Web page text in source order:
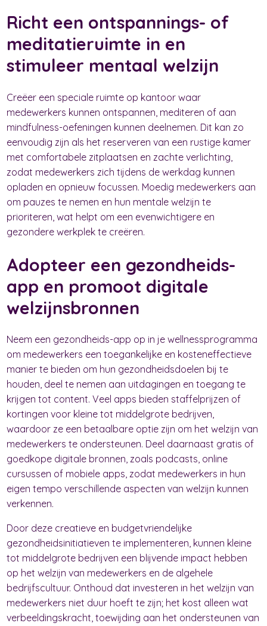
Richt een ontspannings- of
meditatieruimte in en
stimuleer mentaal welzijn
Creëer een speciale ruimte op kantoor waar
medewerkers kunnen ontspannen, mediteren of aan
mindfulness-oefeningen kunnen deelnemen. Dit kan zo
eenvoudig zijn als het reserveren van een rustige kamer
met comfortabele zitplaatsen en zachte verlichting,
zodat medewerkers zich tijdens de werkdag kunnen
opladen en opnieuw focussen. Moedig medewerkers aan
om pauzes te nemen en hun mentale welzijn te
prioriteren, wat helpt om een evenwichtigere en
gezondere werkplek te creëren.
Adopteer een gezondheids-
app en promoot digitale
welzijnsbronnen
Neem een gezondheids-app op in je wellnessprogramma
om medewerkers een toegankelijke en kosteneffectieve
manier te bieden om hun gezondheidsdoelen bij te
houden, deel te nemen aan uitdagingen en toegang te
krijgen tot content. Veel apps bieden staffelprijzen of
kortingen voor kleine tot middelgrote bedrijven,
waardoor ze een betaalbare optie zijn om het welzijn van
medewerkers te ondersteunen. Deel daarnaast gratis of
goedkope digitale bronnen, zoals podcasts, online
cursussen of mobiele apps, zodat medewerkers in hun
eigen tempo verschillende aspecten van welzijn kunnen
verkennen.
Door deze creatieve en budgetvriendelijke
gezondheidsinitiatieven te implementeren, kunnen kleine
tot middelgrote bedrijven een blijvende impact hebben
op het welzijn van medewerkers en de algehele
bedrijfscultuur. Onthoud dat investeren in het welzijn van
medewerkers niet duur hoeft te zijn; het kost alleen wat
verbeeldingskracht, toewijding aan het ondersteunen van